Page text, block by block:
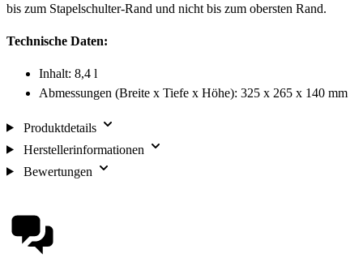
bis zum Stapelschulter-Rand und nicht bis zum obersten Rand.
Technische Daten:
Inhalt: 8,4 l
Abmessungen (Breite x Tiefe x Höhe): 325 x 265 x 140 mm
Produktdetails
Herstellerinformationen
Bewertungen